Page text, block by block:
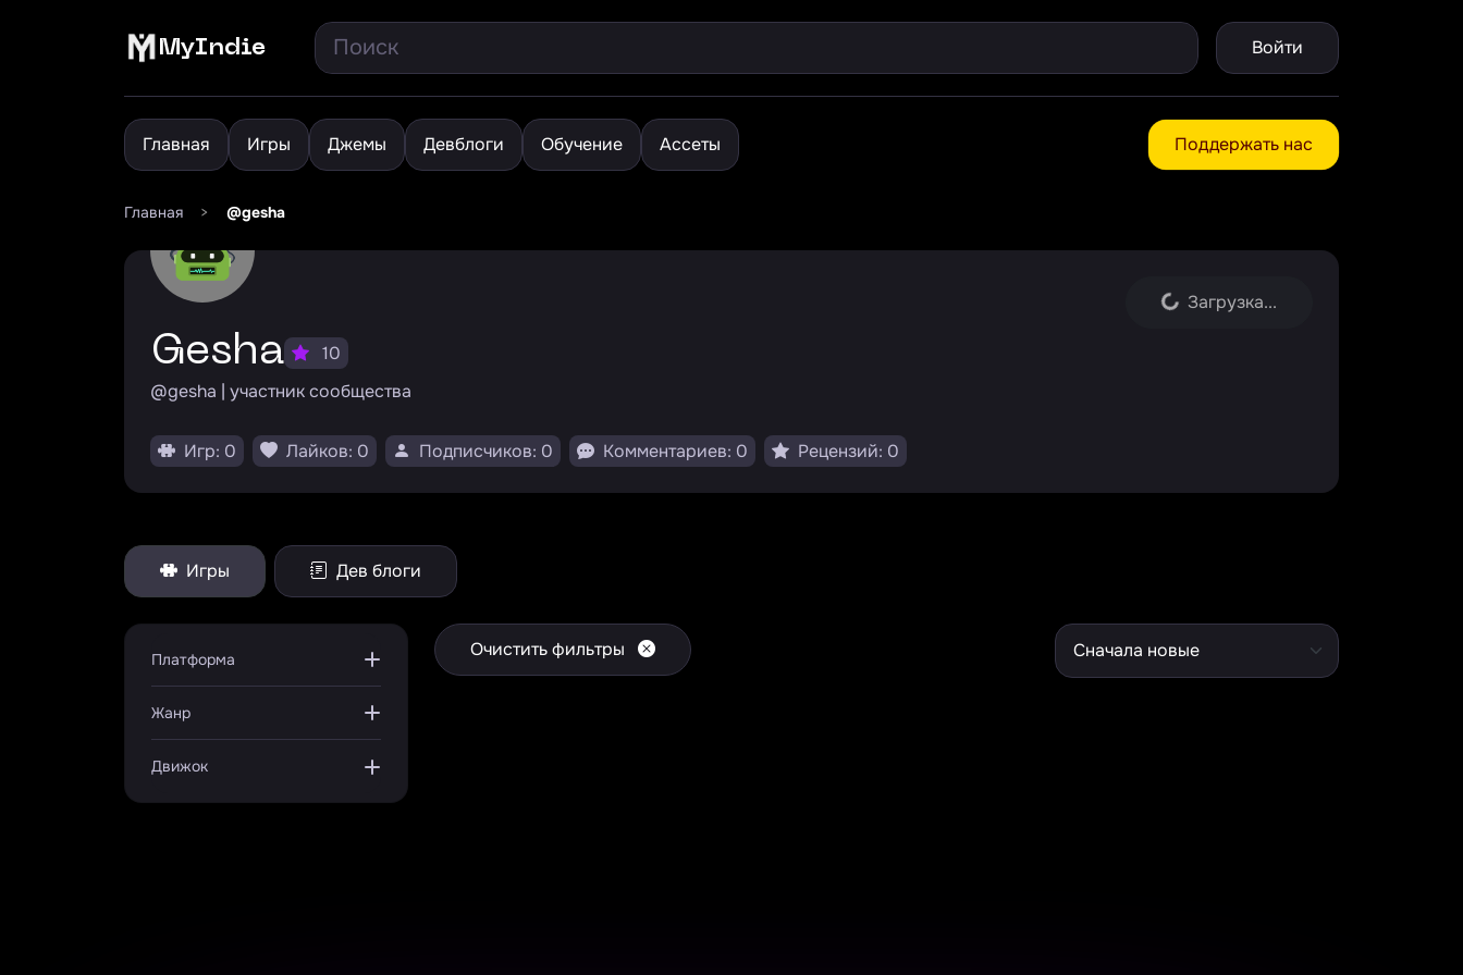
MyIndie Войти
Главная Игры Джемы Девблоги Обучение Ассеты Поддержать нас
Главная > @gesha
Загрузка...
gesha
10
@gesha | участник сообщества
Игр: 0 Лайков: 0 Подписчиков: 0 Комментариев: 0 Рецензий: 0
Игры Дев блоги
Платформа
Жанр
Движок
Очистить фильтры